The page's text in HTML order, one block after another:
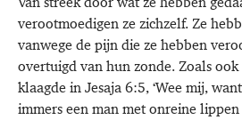
verootmoedigen ze zichzelf. Ze
vanwege de pijn die ze hebben
overtuigd van hun zonde. Zoals
klaagde in Jesaja 6:5, ‘Wee mij,
immers een man met onreine